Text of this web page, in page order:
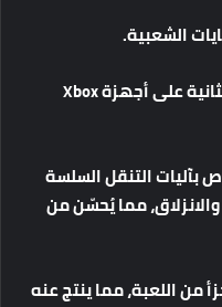
الشعبية.
علىأجهزةXbox
بآلياتالتنقلالسلسة
والانزلاق،ممايُحسّنمن
مناللعبة،مماينتجعنه